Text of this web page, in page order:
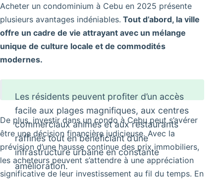
Acheter un condominium à Cebu en 2025 présente
plusieurs avantages indéniables. Tout d’abord, la ville
offre un cadre de vie attrayant avec un mélange
unique de culture locale et de commodités
modernes.
Les résidents peuvent profiter d’un accès
facile aux plages magnifiques, aux centres
commerciaux animés et aux restaurants
raffinés tout en bénéficiant d’une
infrastructure urbaine en constante
amélioration.
De plus, investir dans un condo à Cebu peut s’avérer
être une décision financière judicieuse. Avec la
prévision d’une hausse continue des prix immobiliers,
les acheteurs peuvent s’attendre à une appréciation
significative de leur investissement au fil du temps. En